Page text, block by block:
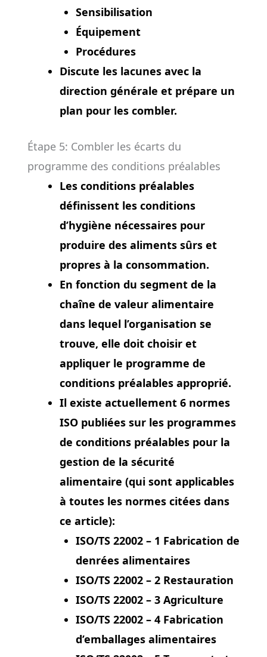
Sensibilisation
Équipement
Procédures
Discute les lacunes avec la
direction générale et prépare un
plan pour les combler.
Étape 5: Combler les écarts du
programme des conditions préalables
Les conditions préalables
définissent les conditions
d’hygiène nécessaires pour
produire des aliments sûrs et
propres à la consommation.
En fonction du segment de la
chaîne de valeur alimentaire
dans lequel l’organisation se
trouve, elle doit choisir et
appliquer le programme de
conditions préalables approprié.
Il existe actuellement 6 normes
ISO publiées sur les programmes
de conditions préalables pour la
gestion de la sécurité
alimentaire (qui sont applicables
à toutes les normes citées dans
ce article):
ISO/TS 22002 – 1 Fabrication de
denrées alimentaires
ISO/TS 22002 – 2 Restauration
ISO/TS 22002 – 3 Agriculture
ISO/TS 22002 – 4 Fabrication
d’emballages alimentaires